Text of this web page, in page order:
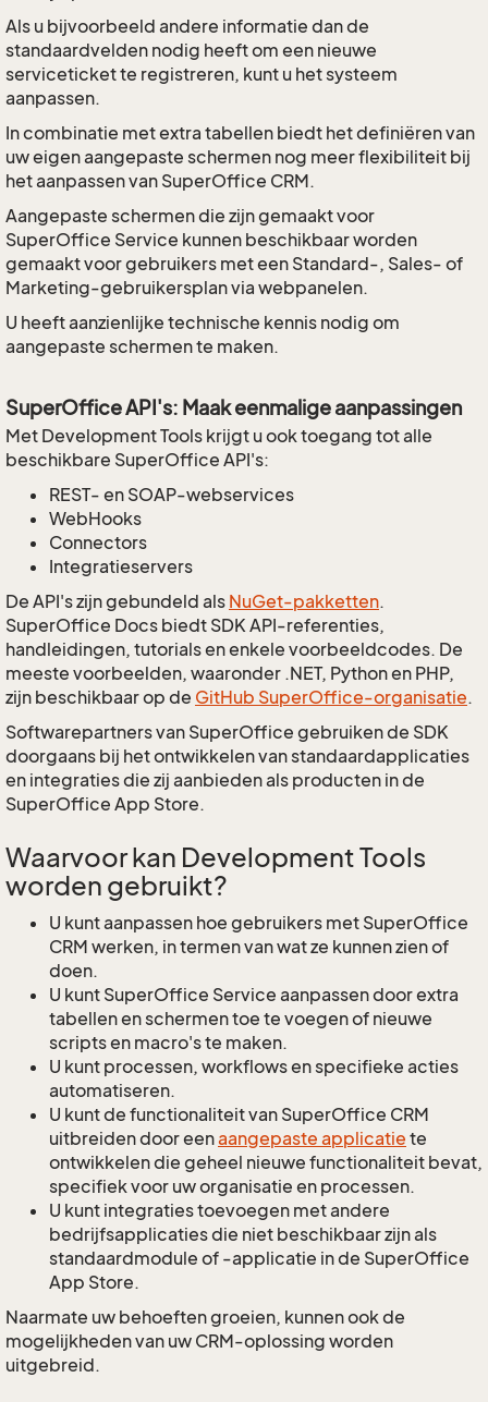
Als u bijvoorbeeld andere informatie dan de
standaardvelden nodig heeft om een nieuwe
serviceticket te registreren, kunt u het systeem
aanpassen.
In combinatie met extra tabellen biedt het definiëren van
uw eigen aangepaste schermen nog meer flexibiliteit bij
het aanpassen van SuperOffice CRM.
Aangepaste schermen die zijn gemaakt voor
SuperOffice Service kunnen beschikbaar worden
gemaakt voor gebruikers met een Standard-, Sales- of
Marketing-gebruikersplan via webpanelen.
U heeft aanzienlijke technische kennis nodig om
aangepaste schermen te maken.
SuperOffice API's: Maak eenmalige aanpassingen
Met Development Tools krijgt u ook toegang tot alle
beschikbare SuperOffice API's:
REST- en SOAP-webservices
WebHooks
Connectors
Integratieservers
De API's zijn gebundeld als NuGet-pakketten.
SuperOffice Docs biedt SDK API-referenties,
handleidingen, tutorials en enkele voorbeeldcodes. De
meeste voorbeelden, waaronder .NET, Python en PHP,
zijn beschikbaar op de GitHub SuperOffice-organisatie.
Softwarepartners van SuperOffice gebruiken de SDK
doorgaans bij het ontwikkelen van standaardapplicaties
en integraties die zij aanbieden als producten in de
SuperOffice App Store.
Waarvoor kan Development Tools
worden gebruikt?
U kunt aanpassen hoe gebruikers met SuperOffice
CRM werken, in termen van wat ze kunnen zien of
doen.
U kunt SuperOffice Service aanpassen door extra
tabellen en schermen toe te voegen of nieuwe
scripts en macro's te maken.
U kunt processen, workflows en specifieke acties
automatiseren.
U kunt de functionaliteit van SuperOffice CRM
uitbreiden door eenaangepaste applicatie te
ontwikkelen die geheel nieuwe functionaliteit bevat,
specifiek voor uw organisatie en processen.
U kunt integraties toevoegen met andere
bedrijfsapplicaties die niet beschikbaar zijn als
standaardmodule of -applicatie in de SuperOffice
App Store.
Naarmate uw behoeften groeien, kunnen ook de
mogelijkheden van uw CRM-oplossing worden
uitgebreid.